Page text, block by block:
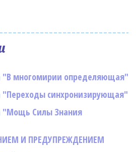
"В многомирии определяющая"
"Переходы синхронизирующая"
"Мощь Силы Знания
И ПРЕДУПРЕЖДЕНИЕМ